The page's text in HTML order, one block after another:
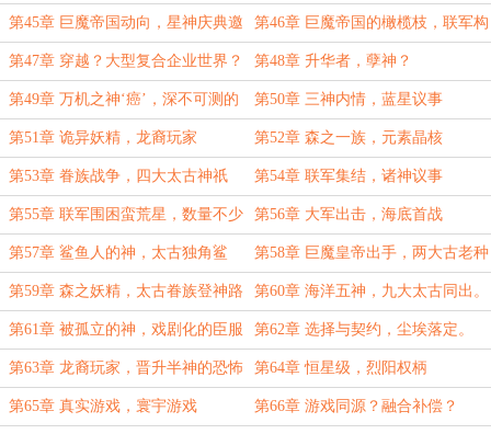
来
第45章 巨魔帝国动向，星神庆典邀
请
第46章 巨魔帝国的橄榄枝，联军构
想
第47章 穿越？大型复合企业世界？ 第48章 升华者，孽神？
第49章 万机之神‘癌’，深不可测的
寰宇游戏
第50章 三神内情，蓝星议事
第51章 诡异妖精，龙裔玩家 第52章 森之一族，元素晶核
第53章 眷族战争，四大太古神祇 第54章 联军集结，诸神议事
第55章 联军围困蛮荒星，数量不少
的太古生命
第56章 大军出击，海底首战
第57章 鲨鱼人的神，太古独角鲨 第58章 巨魔皇帝出手，两大古老种
陷落
第59章 森之妖精，太古眷族登神路
径
第60章 海洋五神，九大太古同出。
第61章 被孤立的神，戏剧化的臣服 第62章 选择与契约，尘埃落定。
第63章 龙裔玩家，晋升半神的恐怖
表现
第64章 恒星级，烈阳权柄
第65章 真实游戏，寰宇游戏 第66章 游戏同源？融合补偿？